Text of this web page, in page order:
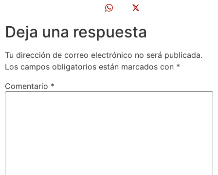
Deja una respuesta
Tu dirección de correo electrónico no será publicada.
Los campos obligatorios están marcados con *
Comentario *